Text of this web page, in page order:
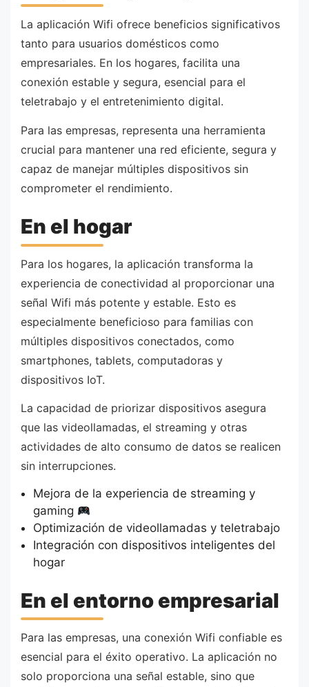
La aplicación Wifi ofrece beneficios significativos
tanto para usuarios domésticos como
empresariales. En los hogares, facilita una
conexión estable y segura, esencial para el
teletrabajo y el entretenimiento digital.
Para las empresas, representa una herramienta
crucial para mantener una red eficiente, segura y
capaz de manejar múltiples dispositivos sin
comprometer el rendimiento.
En el hogar
Para los hogares, la aplicación transforma la
experiencia de conectividad al proporcionar una
señal Wifi más potente y estable. Esto es
especialmente beneficioso para familias con
múltiples dispositivos conectados, como
smartphones, tablets, computadoras y
dispositivos IoT.
La capacidad de priorizar dispositivos asegura
que las videollamadas, el streaming y otras
actividades de alto consumo de datos se realicen
sin interrupciones.
Mejora de la experiencia de streaming y
gaming
Optimización de videollamadas y teletrabajo
Integración con dispositivos inteligentes del
hogar
En el entorno empresarial
Para las empresas, una conexión Wifi confiable es
esencial para el éxito operativo. La aplicación no
solo proporciona una señal estable, sino que